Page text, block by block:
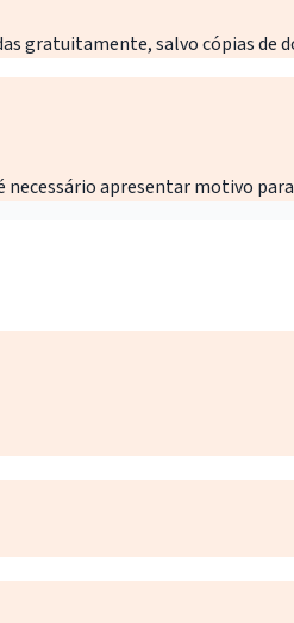
gratuitamente, salvo cópias de
apresentar motivo